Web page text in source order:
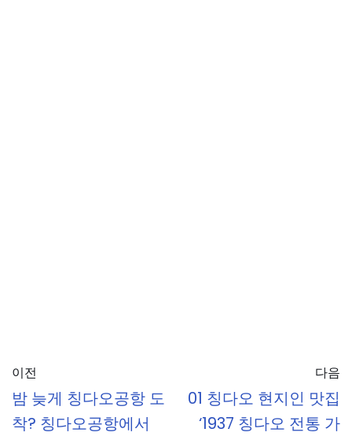
이전
밤 늦게 칭다오공항 도
착? 칭다오공항에서
다음
01 칭다오 현지인 맛집
‘1937 칭다오 전통 가